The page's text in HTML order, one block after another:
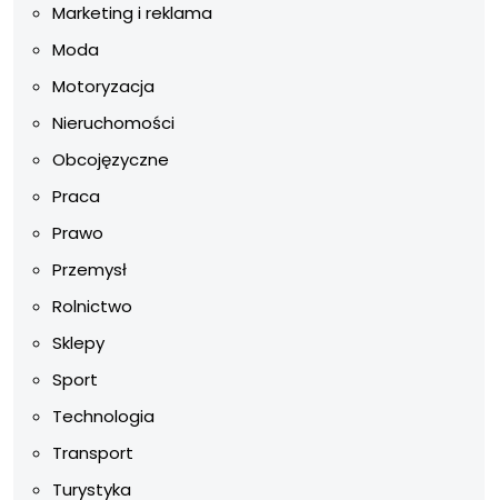
Marketing i reklama
Moda
Motoryzacja
Nieruchomości
Obcojęzyczne
Praca
Prawo
Przemysł
Rolnictwo
Sklepy
Sport
Technologia
Transport
Turystyka